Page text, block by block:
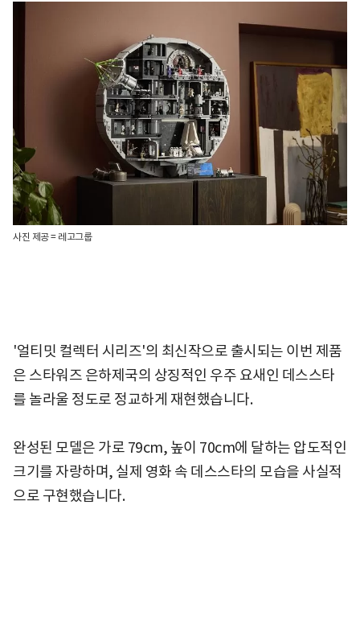
사진 제공 = 레고그룹
'얼티밋 컬렉터 시리즈'의 최신작으로 출시되는 이번 제품
은 스타워즈 은하제국의 상징적인 우주 요새인 데스스타
를 놀라울 정도로 정교하게 재현했습니다.
완성된 모델은 가로 79cm, 높이 70cm에 달하는 압도적인
크기를 자랑하며, 실제 영화 속 데스스타의 모습을 사실적
으로 구현했습니다.